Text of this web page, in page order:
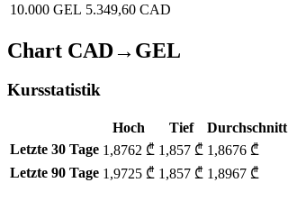
10.000 GEL 5.349,60 CAD
Chart CAD→GEL
Kursstatistik
Hoch Tief Durchschnitt
Letzte 30 Tage 1,8762 ₾ 1,857 ₾ 1,8676 ₾
Letzte 90 Tage 1,9725 ₾ 1,857 ₾ 1,8967 ₾